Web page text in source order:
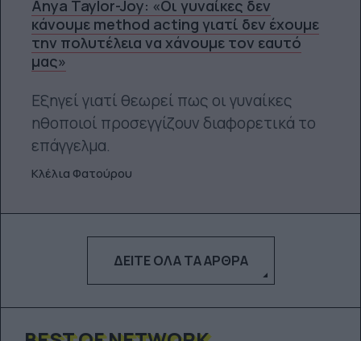
Anya Taylor-Joy: «Οι γυναίκες δεν
κάνουμε method acting γιατί δεν έχουμε
την πολυτέλεια να χάνουμε τον εαυτό
μας»
Εξηγεί γιατί θεωρεί πως οι γυναίκες
ηθοποιοί προσεγγίζουν διαφορετικά το
επάγγελμα.
Κλέλια Φατούρου
ΔΕΊΤΕ ΌΛΑ ΤΑ ΆΡΘΡΑ